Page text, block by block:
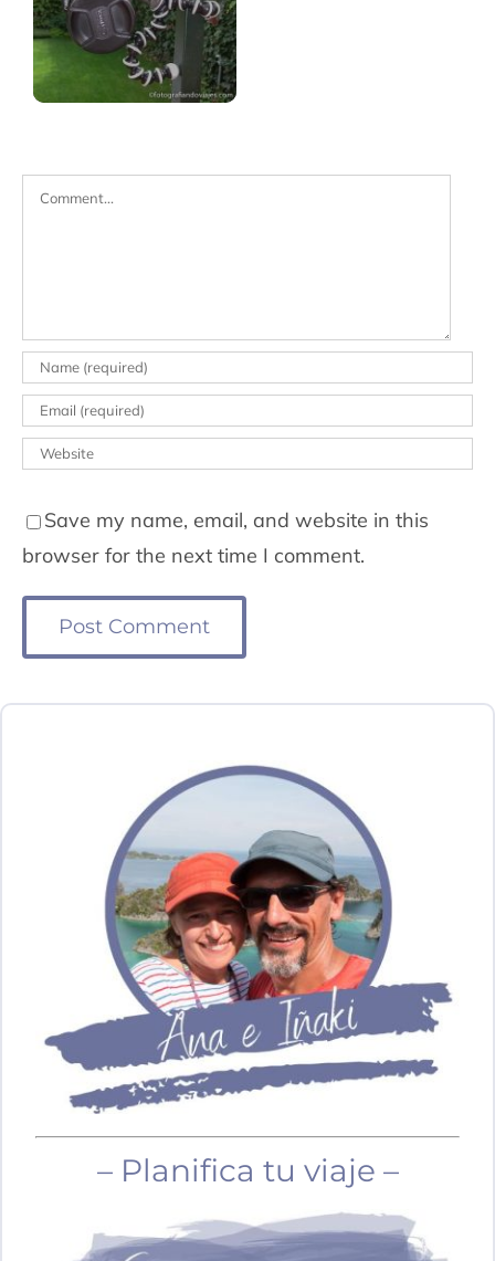
Comment
Save my name, email, and website in this
browser for the next time I comment.
– Planifica tu viaje –